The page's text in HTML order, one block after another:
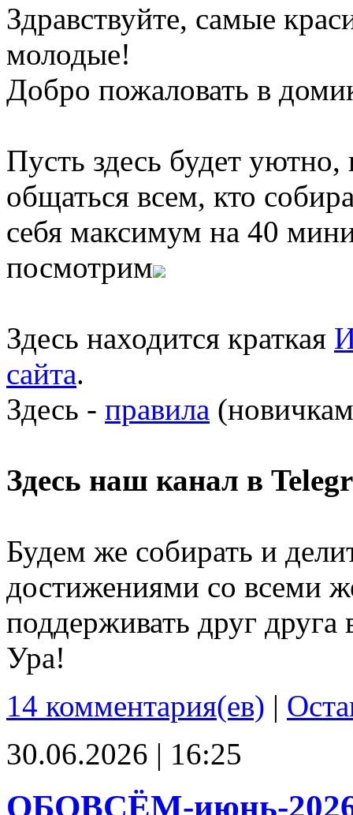
Здравствуйте, самые
молодые!
Добро пожаловать в
Пусть здесь будет
общаться всем, кто
себя максимум на 40
посмотрим
Здесь находится краткая
сайта.
Здесь - правила
Здесь наш канал в
Будем же собирать и
достижениями со всеми
поддерживать друг
Ура!
14 комментария(ев) |
30.06.2026 | 16:25
ОБОВСЁМ-июнь-